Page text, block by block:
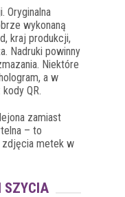
Oryginalna
wykonaną
kraj produkcji,
Nadruki powinny
Niektóre
a w
QR.
zamiast
– to
metek w
SZYCIA